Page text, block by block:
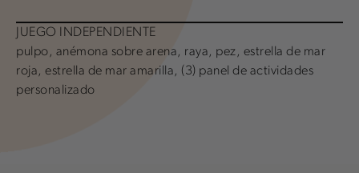
JUEGO INDEPENDIENTE
pulpo, anémona sobre arena, raya, pez, estrella de mar
roja, estrella de mar amarilla, (3) panel de actividades
personalizado